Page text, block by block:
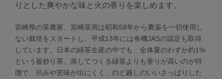
りとした爽やかな味と火の香りを楽しめます。
宮崎県の茶農家、宮崎茶房は昭和58年から農薬を一切使用し
ない栽培をスタートし、平成13年には有機JASの認定も取得
しています。日本の緑茶生産の中でも、全体量のわずか約1%
という釜炒り茶。蒸してつくる緑茶よりも香りが高いのが特
徴で、渋みや苦味が出にくく、のど越しのいいさっぱりした